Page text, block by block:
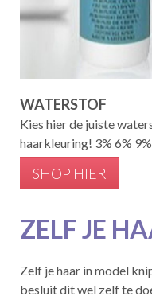
WATERSTOF
Kies hier de juiste
haarkleuring! 3% 6% 9%
SHOP HIER
ZELF JE
Zelf je haar in model
besluit dit wel zelf te